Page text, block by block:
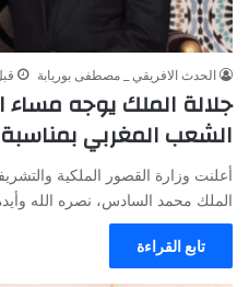
الحدث الافريقي _ مصطفى بوريابة
جلالة الملك يوجه مساء
الشعب المغربي
أعلنت وزارة القصور الملكية
الملك محمد السادس، نصره الله
تابع القراءة